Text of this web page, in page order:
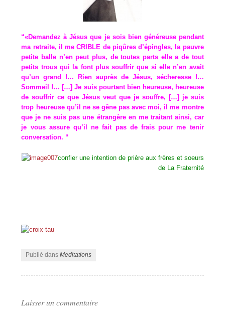
“«Demandez à Jésus que je sois bien généreuse pendant
ma retraite, il me CRIBLE de piqûres d’épingles, la pauvre
petite balle n’en peut plus, de toutes parts elle a de tout
petits trous qui la font plus souffrir que si elle n’en avait
qu’un grand !… Rien auprès de Jésus, sécheresse !…
Sommeil !… […] Je suis pourtant bien heureuse, heureuse
de souffrir ce que Jésus veut que je souffre, […] je suis
trop heureuse qu’il ne se gêne pas avec moi, il me montre
que je ne suis pas une étrangère en me traitant ainsi, car
je vous assure qu’il ne fait pas de frais pour me tenir
conversation. “
confier une intention de prière aux frères et soeurs
de La Fraternité
Publié dansMeditations
Laisser un commentaire